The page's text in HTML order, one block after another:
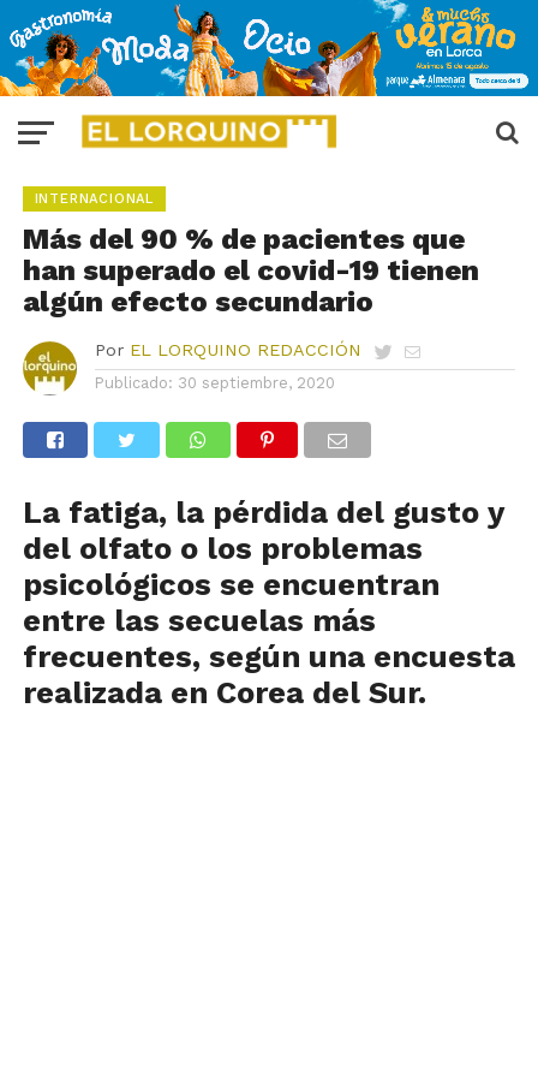
INTERNACIONAL
Más del 90 % de pacientes que
han superado el covid-19 tienen
algún efecto secundario
Por EL LORQUINO REDACCIÓN
Publicado: 30 septiembre, 2020
La fatiga, la pérdida del gusto y
del olfato o los problemas
psicológicos se encuentran
entre las secuelas más
frecuentes, según una encuesta
realizada en Corea del Sur.